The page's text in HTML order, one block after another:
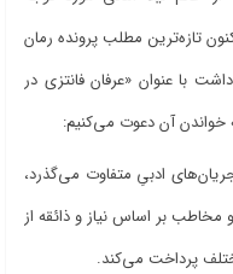
تازه‌ترین مطلب پرونده رمان
با عنوان «عرفان فانتزی در
خواندن آن دعوت می‌کنیم:
های ادبیِ متفاوت میگذرد،
مخاطب بر اساس نیاز و ذائقه از
پرداخت میکند.